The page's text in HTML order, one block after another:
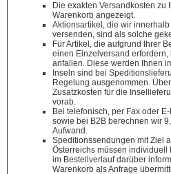
Die exakten Versandkosten
Warenkorb angezeigt.
Aktionsartikel, die wir
versenden, sind als solche
Für Artikel, die aufgrund Ihrer
einen Einzelversand
anfallen. Diese werden Ihnen
Inseln sind bei
Regelung ausgenommen.
Zusatzkosten für die
vorab.
Bei telefonisch, per Fax oder
sowie bei B2B berechnen wir
Aufwand.
Speditionssendungen mit Ziel
Österreichs müssen
im Bestellverlauf darüber
Warenkorb als Anfrage